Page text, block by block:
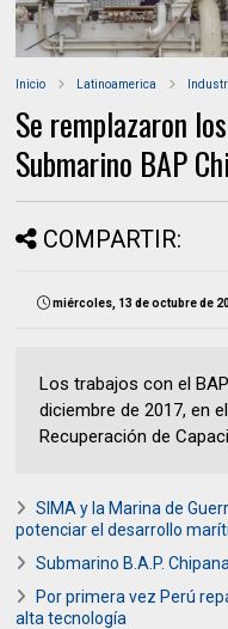
Inicio Latinoamerica
Se remplazaron
Submarino BAP
COMPARTIR:
miércoles, 13 de octubre de
Los trabajos con el
diciembre de 2017, en
Recuperación de
SIMA y la Marina de
potenciar el desarrollo
Submarino B.A.P.
Por primera vez Perú
alta tecnología